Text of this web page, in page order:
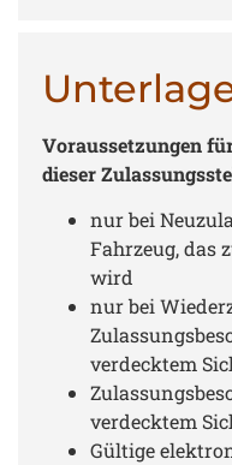
Voraussetzungen
dieser
nur bei
Fahrzeug, das
wird
nur bei
verdecktem
verdecktem
Gültige